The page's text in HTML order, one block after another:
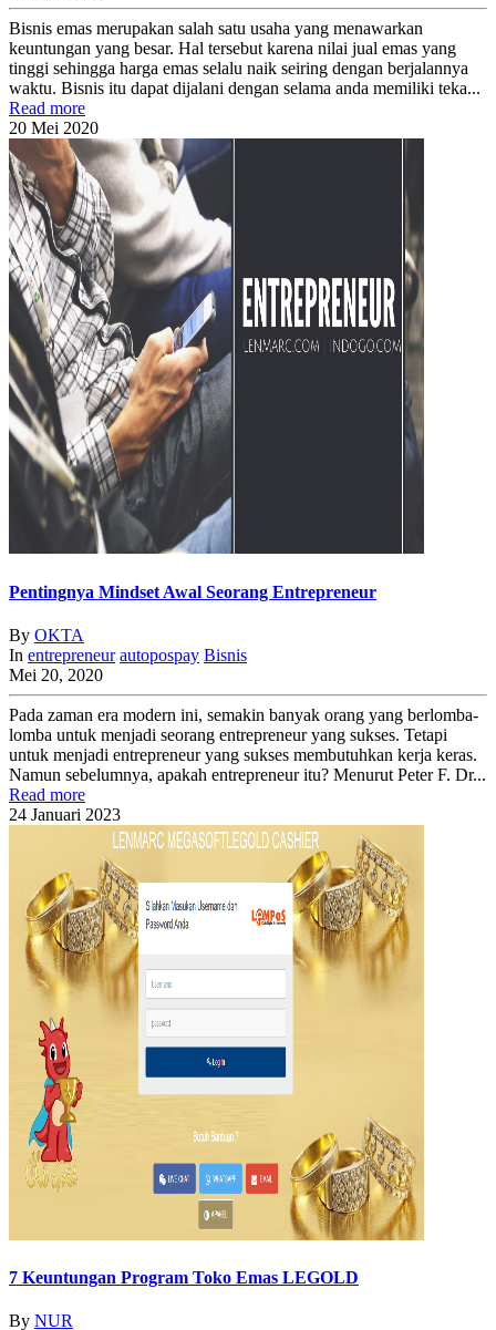
Bisnis emas merupakan salah satu usaha yang menawarkan
keuntungan yang besar. Hal tersebut karena nilai jual emas yang
tinggi sehingga harga emas selalu naik seiring dengan berjalannya
waktu. Bisnis itu dapat dijalani dengan selama anda memiliki teka...
Read more
20 Mei 2020
Pentingnya Mindset Awal Seorang Entrepreneur
By OKTA
In entrepreneur autopospay Bisnis
Mei 20, 2020
Pada zaman era modern ini, semakin banyak orang yang berlomba-
lomba untuk menjadi seorang entrepreneur yang sukses. Tetapi
untuk menjadi entrepreneur yang sukses membutuhkan kerja keras.
Namun sebelumnya, apakah entrepreneur itu? Menurut Peter F. Dr...
Read more
24 Januari 2023
7 Keuntungan Program Toko Emas LEGOLD
By NUR